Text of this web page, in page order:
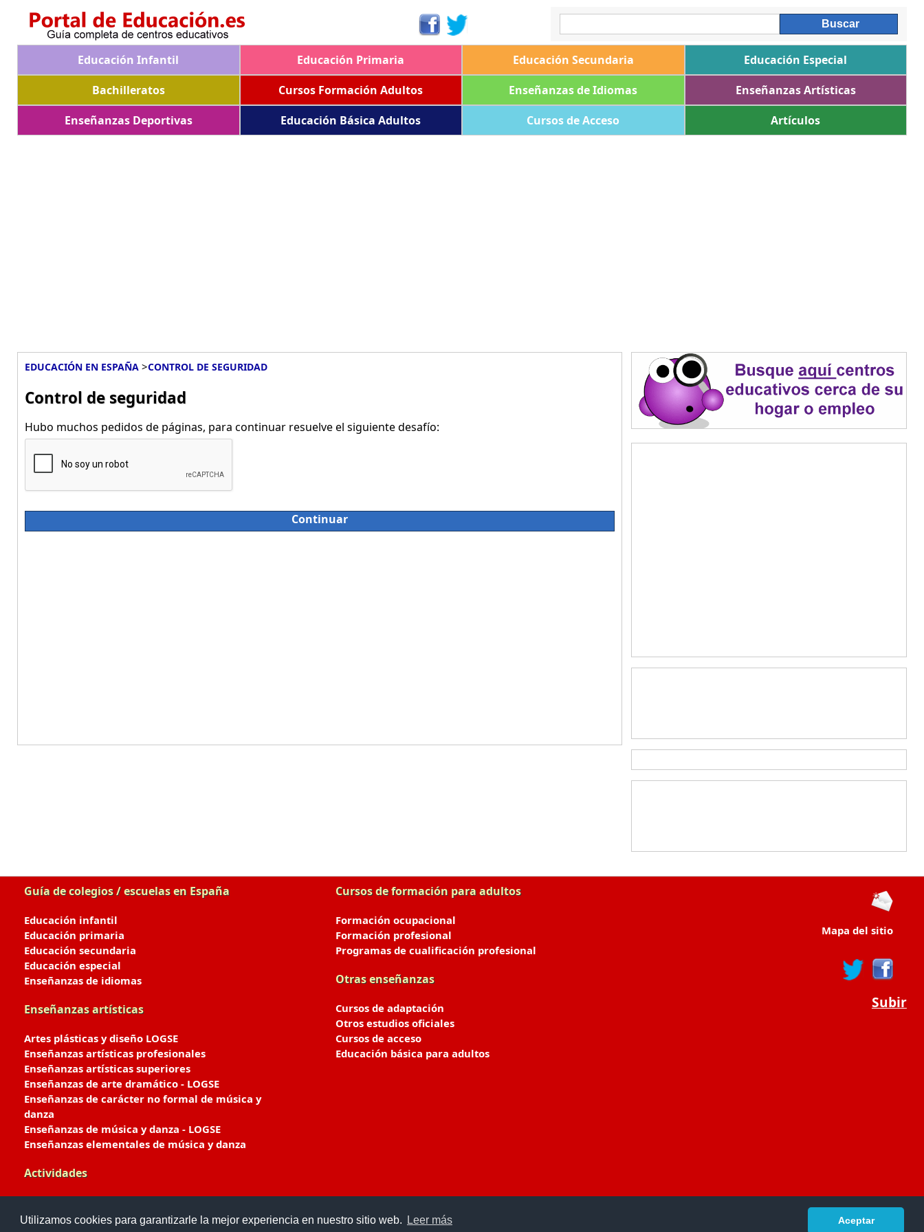
Utilizamos cookies para garantizarle la mejor experiencia en nuestro sitio web. Leer más Aceptar
Educación Infantil Educación Primaria Educación Secundaria
Educación Especial
Bachilleratos
Cursos Formación Adultos Enseñanzas de Idiomas
Enseñanzas Artísticas
Enseñanzas Deportivas
Educación Básica Adultos Cursos de Acceso Artículos
EDUCACIÓN EN ESPAÑA >CONTROL DE SEGURIDAD
Control de seguridad
Hubo muchos pedidos de páginas, para continuar resuelve el siguiente desafío:
Continuar
Guía de colegios / escuelas en España
Educación infantil
Educación primaria
Educación secundaria
Educación especial
Enseñanzas de idiomas
Enseñanzas artísticas
Artes plásticas y diseño LOGSE
Enseñanzas artísticas profesionales
Enseñanzas artísticas superiores
Enseñanzas de arte dramático - LOGSE
Enseñanzas de carácter no formal de música y
danza
Enseñanzas de música y danza - LOGSE
Enseñanzas elementales de música y danza
Actividades
Cursos de formación para adultos
Formación ocupacional
Formación profesional
Programas de cualificación profesional
Otras enseñanzas
Cursos de adaptación
Otros estudios oficiales
Cursos de acceso
Educación básica para adultos
Mapa del sitio
Subir